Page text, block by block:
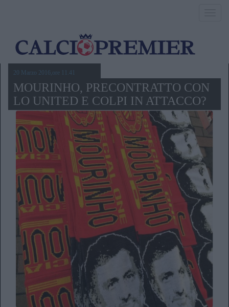
20 Marzo 2016,ore 11.41
MOURINHO, PRECONTRATTO CON
LO UNITED E COLPI IN ATTACCO?